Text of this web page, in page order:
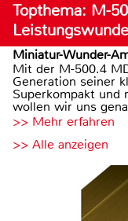
Topthema: M-
Miniatur-Wunder-
Mit der M-500.4
Generation seiner
Superkompakt und
wollen wir uns
>> Mehr erfahren
>> Alle anzeigen